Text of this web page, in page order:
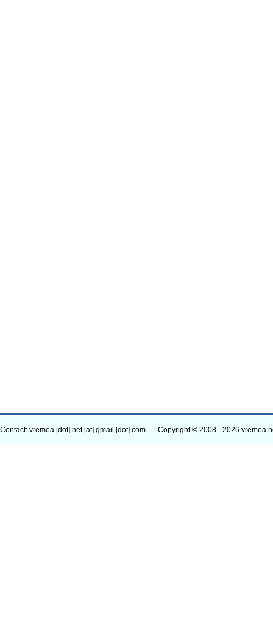
Contact: vremea [dot] net [at] gmail [dot] com Copyright © 2008 - 2026